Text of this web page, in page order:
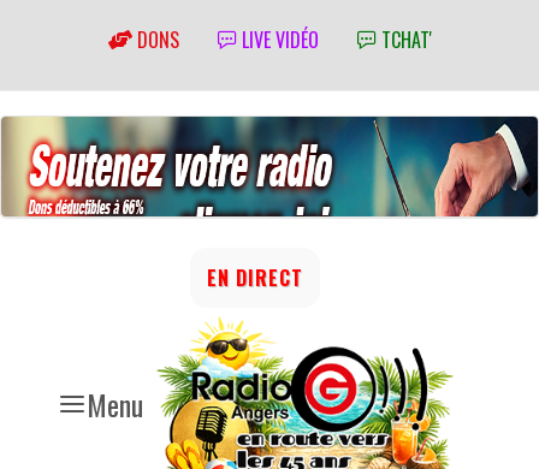
DONS LIVE VIDÉO TCHAT'
Menu
EN DIRECT